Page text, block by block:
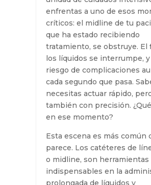
porVicente Isidro Manrique Ortíz
2024
Imagina estar en plena
la unidad de cuidados
te enfrentas a uno de esos
momentos críticos: el
paciente, que ha estado
tratamiento, se obstruye. El
los líquidos se interrumpe, y
riesgo de complicaciones
necesitas actuar rápido,
también con precisión.
en ese momento?
Esta escena es más común